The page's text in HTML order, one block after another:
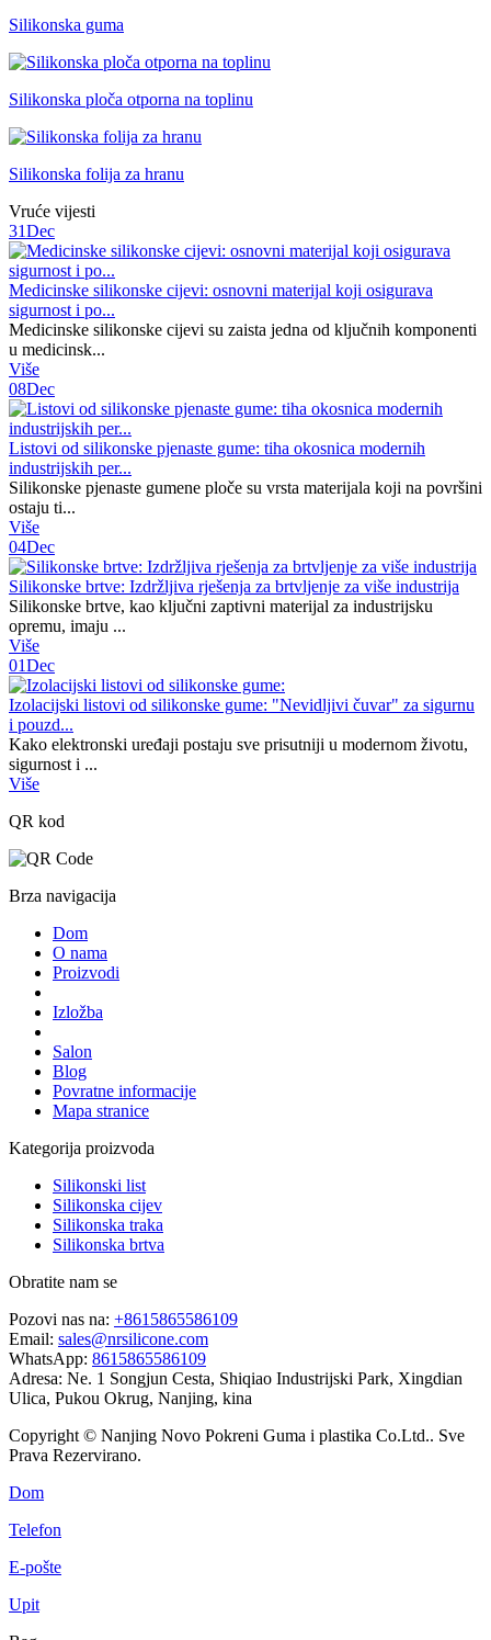
Silikonska guma
Silikonska ploča otporna na toplinu
Silikonska folija za hranu
Vruće vijesti
31Dec
Medicinske silikonske cijevi: osnovni materijal koji osigurava
sigurnost i po...
Medicinske silikonske cijevi su zaista jedna od ključnih komponenti
u medicinsk...
Više
08Dec
Listovi od silikonske pjenaste gume: tiha okosnica modernih
industrijskih per...
Silikonske pjenaste gumene ploče su vrsta materijala koji na površini
ostaju ti...
Više
04Dec
Silikonske brtve: Izdržljiva rješenja za brtvljenje za više industrija
Silikonske brtve, kao ključni zaptivni materijal za industrijsku
opremu, imaju ...
Više
01Dec
Izolacijski listovi od silikonske gume: "Nevidljivi čuvar" za sigurnu
i pouzd...
Kako elektronski uređaji postaju sve prisutniji u modernom životu,
sigurnost i ...
Više
QR kod
Brza navigacija
Dom
O nama
Proizvodi
Izložba
Salon
Blog
Povratne informacije
Mapa stranice
Kategorija proizvoda
Silikonski list
Silikonska cijev
Silikonska traka
Silikonska brtva
Obratite nam se
Pozovi nas na: +8615865586109
Email: sales@nrsilicone.com
WhatsApp: 8615865586109
Adresa: Ne. 1 Songjun Cesta, Shiqiao Industrijski Park, Xingdian
Ulica, Pukou Okrug, Nanjing, kina
Copyright © Nanjing Novo Pokreni Guma i plastika Co.Ltd.. Sve
Prava Rezervirano.
Dom
Telefon
E-pošte
Upit